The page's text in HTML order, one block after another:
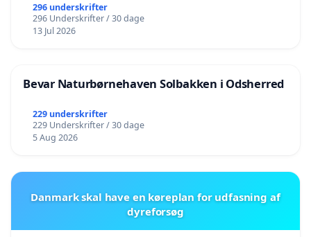
296 underskrifter
296 Underskrifter / 30 dage
13 Jul 2026
Bevar Naturbørnehaven Solbakken i Odsherred
229 underskrifter
229 Underskrifter / 30 dage
5 Aug 2026
Danmark skal have en køreplan for udfasning af
dyreforsøg